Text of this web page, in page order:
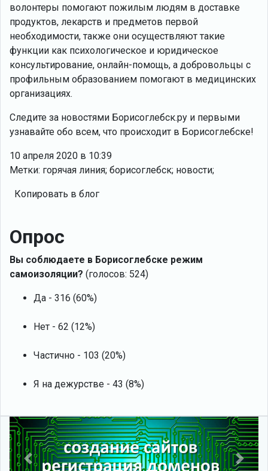
волонтеры помогают пожилым людям в доставке
продуктов, лекарств и предметов первой
необходимости, также они осуществляют такие
функции как психологическое и юридическое
консультирование, онлайн-помощь, а добровольцы с
профильным образованием помогают в медицинских
организациях.
Следите за новостями Борисоглебск.ру и первыми
узнавайте обо всем, что происходит в Борисоглебске!
10 апреля 2020 в 10:39
Метки: горячая линия; борисоглебск; новости;
Копировать в блог
Опрос
Вы соблюдаете в Борисоглебске режим
самоизоляции? (голосов: 524)
Да - 316 (60%)
Нет - 62 (12%)
Частично - 103 (20%)
Я на дежурстве - 43 (8%)
Previous Next